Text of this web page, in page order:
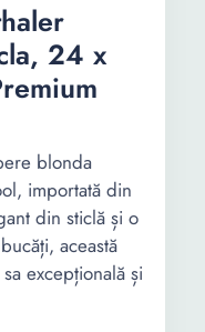
24 x
blonda
importată din
din sticlă și o
această
excepțională și